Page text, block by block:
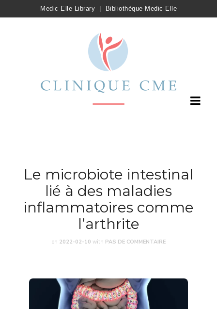
Medic Elle Library Bibliothèque Medic Elle
Le microbiote intestinal
lié à des maladies
inflammatoires comme
l’arthrite
on 2022-02-10 with PAS DE COMMENTAIRE